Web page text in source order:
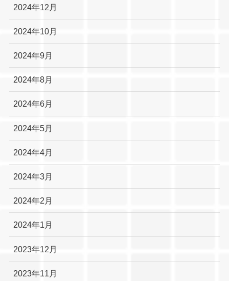
2024年12月
2024年10月
2024年9月
2024年8月
2024年6月
2024年5月
2024年4月
2024年3月
2024年2月
2024年1月
2023年12月
2023年11月